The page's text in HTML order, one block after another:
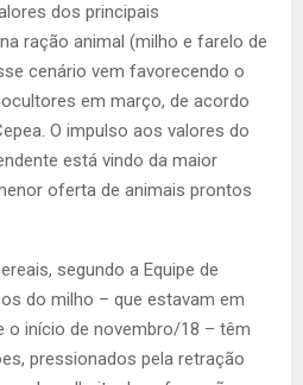
dos principais
ração animal (milho e farelo de
cenário vem favorecendo o
em março, de acordo
O impulso aos valores do
está vindo da maior
oferta de animais prontos
segundo a Equipe de
do milho – que estavam em
o início de novembro/18 – têm
pressionados pela retração